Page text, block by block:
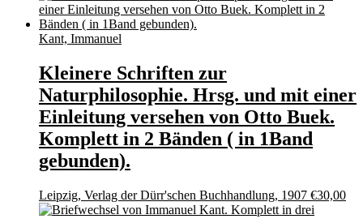
Kant, Immanuel
Kleinere Schriften zur
Naturphilosophie. Hrsg. und mit einer
Einleitung versehen von Otto Buek.
Komplett in 2 Bänden ( in 1Band
gebunden).
Leipzig, Verlag der Dürr'schen Buchhandlung, 1907 €30,00